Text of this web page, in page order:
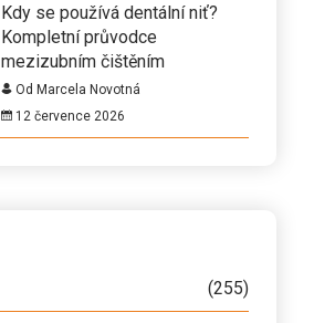
Kdy se používá dentální niť?
Kompletní průvodce
mezizubním čištěním
Od Marcela Novotná
12 července 2026
(255)